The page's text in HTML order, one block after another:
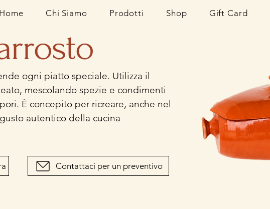
Home Chi Siamo Prodotti Shop Gift Card
ogni piatto speciale. Utilizza il
mescolando spezie e condimenti
È concepito per ricreare, anche nel
autentico della cucina
Contattaci per un preventivo